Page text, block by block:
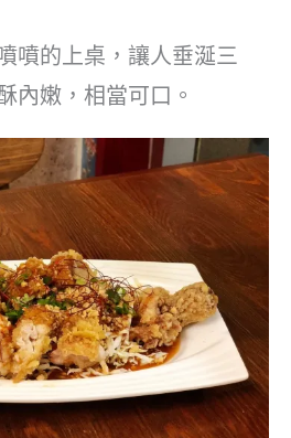
噴的上桌，讓人垂涎三
內嫩，相當可口。